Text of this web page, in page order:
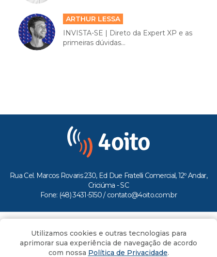
ARTHUR LESSA
INVISTA-SE | Direto da Expert XP e as
primeiras dúvidas...
Rua Cel. Marcos Rovaris 230, Ed Due Fratelli Comercial, 12º Andar,
Criciúma - SC
Fone: (48) 3431-5150 / contato@4oito.com.br
Todos os direitos reservados ao Portal 4oito
Utilizamos cookies e outras tecnologias para
aprimorar sua experiência de navegação de acordo
com nossa Política de Privacidade.